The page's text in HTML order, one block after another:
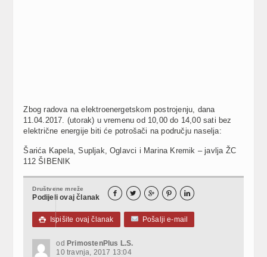
Zbog radova na elektroenergetskom postrojenju, dana
11.04.2017. (utorak) u vremenu od 10,00 do 14,00 sati bez
električne energije biti će potrošači na području naselja:
Šarića Kapela, Supljak, Oglavci i Marina Kremik – javlja ŽC
112 ŠIBENIK
Društvene mreže
Podijeli ovaj članak     
 Ispišite ovaj članak Pošalji e-mail
od PrimostenPlus L.S.
10 travnja, 2017 13:04